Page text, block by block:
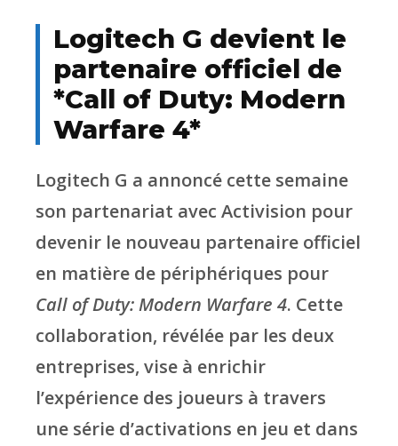
Logitech G devient le
partenaire officiel de
*Call of Duty: Modern
Warfare 4*
Logitech G a annoncé cette semaine
son partenariat avec Activision pour
devenir le nouveau partenaire officiel
en matière de périphériques pour
Call of Duty: Modern Warfare 4. Cette
collaboration, révélée par les deux
entreprises, vise à enrichir
l’expérience des joueurs à travers
une série d’activations en jeu et dans